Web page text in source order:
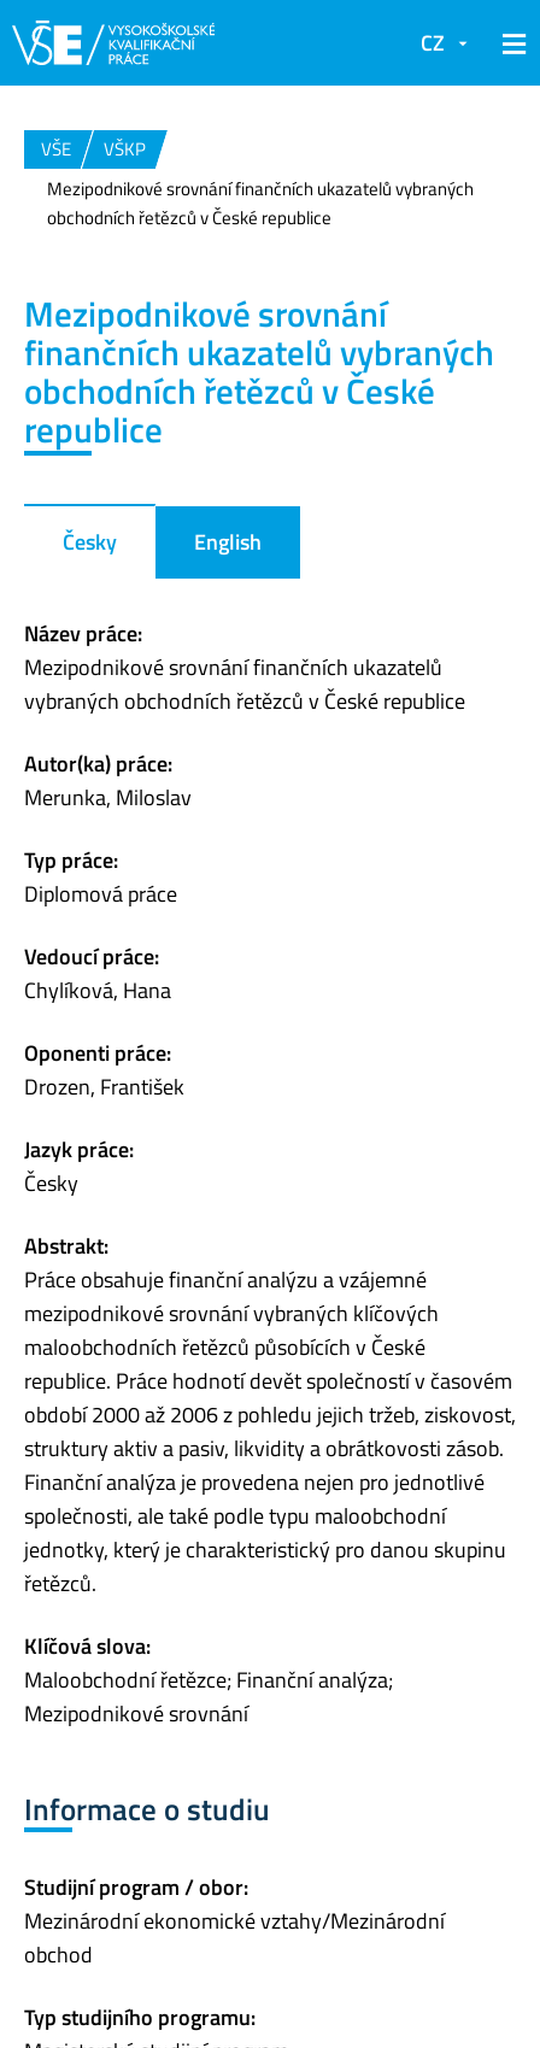
CZ
VŠE
VŠKP
Mezipodnikové srovnání finančních ukazatelů vybraných
obchodních řetězců v České republice
Mezipodnikové srovnání
finančních ukazatelů vybraných
obchodních řetězců v České
republice
Česky English
Název práce:
Mezipodnikové srovnání finančních ukazatelů
vybraných obchodních řetězců v České republice
Autor(ka) práce:
Merunka, Miloslav
Typ práce:
Diplomová práce
Vedoucí práce:
Chylíková, Hana
Oponenti práce:
Drozen, František
Jazyk práce:
Česky
Abstrakt:
Práce obsahuje finanční analýzu a vzájemné
mezipodnikové srovnání vybraných klíčových
maloobchodních řetězců působících v České
republice. Práce hodnotí devět společností v časovém
období 2000 až 2006 z pohledu jejich tržeb, ziskovost,
struktury aktiv a pasiv, likvidity a obrátkovosti zásob.
Finanční analýza je provedena nejen pro jednotlivé
společnosti, ale také podle typu maloobchodní
jednotky, který je charakteristický pro danou skupinu
řetězců.
Klíčová slova:
Maloobchodní řetězce; Finanční analýza;
Mezipodnikové srovnání
Informace o studiu
Studijní program / obor:
Mezinárodní ekonomické vztahy/Mezinárodní
obchod
Typ studijního programu: